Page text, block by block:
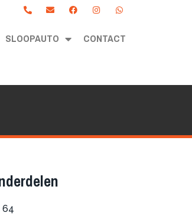
SLOOPAUTO CONTACT
64